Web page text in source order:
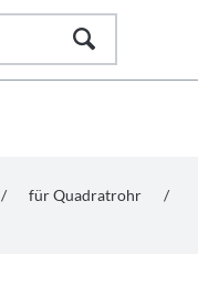
/ für Quadratrohr
/